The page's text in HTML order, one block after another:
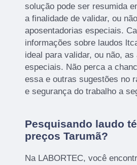
solução pode ser resumida
a finalidade de validar, ou
aposentadorias especiais.
informações sobre laudos
ideal para validar, ou não, as
especiais. Não perca a
essa e outras sugestões no
e segurança do trabalho a
Pesquisando laudo
preços Tarumã?
Na LABORTEC, você